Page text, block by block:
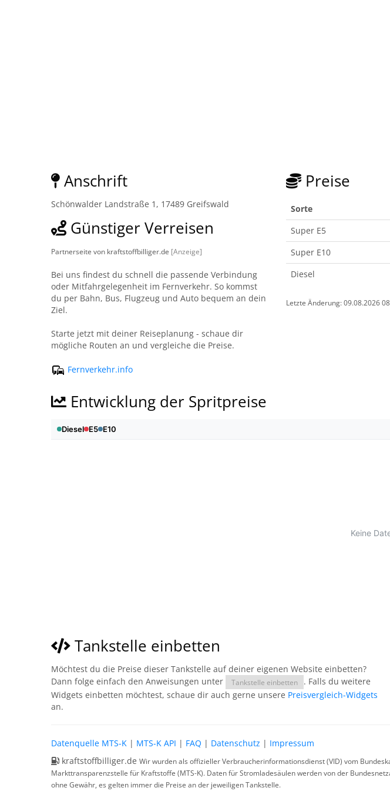
Anschrift
Schönwalder Landstraße 1, 17489 Greifswald
Günstiger Verreisen
Partnerseite von kraftstoffbilliger.de [Anzeige]
Bei uns findest du schnell die passende Verbindung
oder Mitfahrgelegenheit im Fernverkehr. So kommst
du per Bahn, Bus, Flugzeug und Auto bequem an dein
Ziel.
Starte jetzt mit deiner Reiseplanung - schaue dir
mögliche Routen an und vergleiche die Preise.
Fernverkehr.info
Preise
Sorte
Super E5
Super E10
Diesel
Letzte Änderung: 09.08.2026
Entwicklung der Spritpreise
Tankstelle einbetten
Möchtest du die Preise dieser Tankstelle auf deiner eigenen Website einbetten?
Dann folge einfach den Anweisungen unter
Tankstelle einbetten
. Falls du weitere
Widgets einbetten möchtest, schaue dir auch gerne unsere Preisvergleich-Widgets
an.
Datenquelle MTS-K | MTS-K API | FAQ | Datenschutz | Impressum
kraftstoffbilliger.de Wir wurden als offizieller Verbraucherinformationsdienst (VID) vom
Markttransparenzstelle für Kraftstoffe (MTS-K). Daten für Stromladesäulen werden von der
ohne Gewähr, es gelten immer die Preise an der jeweiligen Tankstelle.